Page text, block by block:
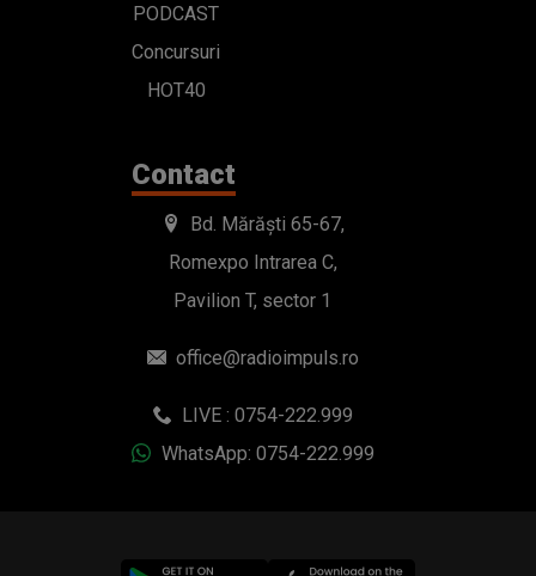
PODCAST
Concursuri
HOT40
Contact
Bd. Mărăști 65-67,
Romexpo Intrarea C,
Pavilion T, sector 1
office@radioimpuls.ro
LIVE : 0754-222.999
WhatsApp: 0754-222.999